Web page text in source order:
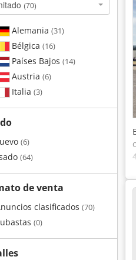
(70)
Alemania (31)
Bélgica (16)
Países Bajos (14)
Austria (6)
Italia (3)
(6)
(64)
de venta
clasificados (70)
(0)